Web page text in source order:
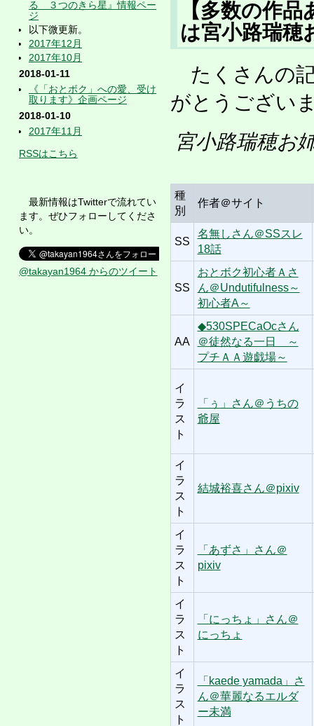
る ３つのきら星』情報ペー
ジ
以下微更新。
2017年12月
2017年10月
2018-01-11
《「おとボク」への愛、受け
取ります》企画ページ
2018-01-10
2017年11月
RSSはこちら
最新情報はTwitterで流れてい
ます。ぜひフォローしてくださ
い。
@takayan1964 からのツイート
【多数の作
は宮小路瑞穂
たくさんの
がとうござい
宮小路瑞穂お
種
別
作者＠サイト
SS
名無しさん＠SSスレ
18話
SS
おとボク初心者Ａさ
ん＠Undutifulness～
初心者A～
AA
◆530SPECaOcさん
＠徒然なる一日 ～
プチＡＡ遊戯場～
イ
ラ
ス
ト
「ぅ」さん＠うちの
爺屋
イ
ラ
ス
ト
結城裕喜さん＠pixiv
イ
ラ
ス
ト
「あずさ」さん＠
pixiv
イ
ラ
ス
ト
「にっちょ」さん＠
にっちょ
イ
ラ
ス
ト
「kaede yamada」さ
ん＠華麗なるエルダ
ー未満